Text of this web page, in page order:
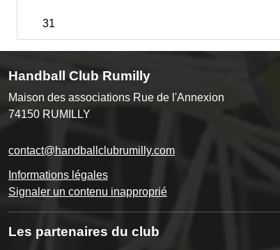
31
Handball Club Rumilly
Maison des associations Rue de l'Annexion
74150 RUMILLY
contact@handballclubrumilly.com
Informations légales
Signaler un contenu inapproprié
Les partenaires du club